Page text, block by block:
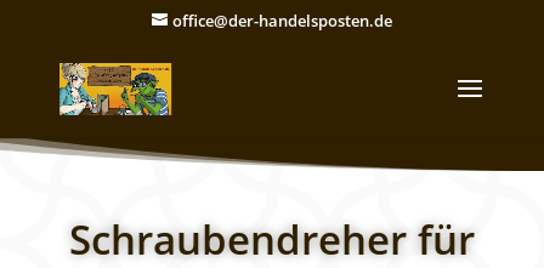
office@der-handelsposten.de
Schraubendreher für